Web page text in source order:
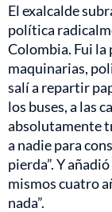
El exalcalde
política
Colombia. Fui la
maquinarias,
salí a repartir
los buses, a las
absolutamente
a nadie para
pierda”. Y
mismos cuatro
nada”.